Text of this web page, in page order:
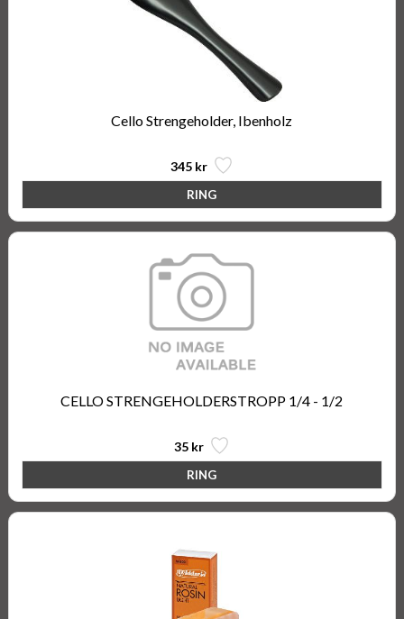
Cello Strengeholder, Ibenholz
345 kr
CELLO STRENGEHOLDERSTROPP 1/4 - 1/2
35 kr